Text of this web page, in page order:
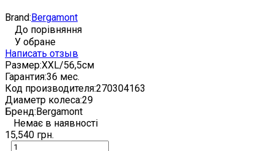
Brand:Bergamont
До порівняння
У обране
Написать отзыв
Размер:XXL/56,5см
Гарантия:36 мес.
Код производителя:270304163
Диаметр колеса:29
Бренд:Bergamont
Немає в наявності
15,540 грн.